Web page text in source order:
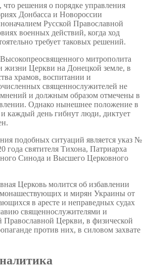
решения о порядке управления
Донбасса и Новороссии
Русской Православной
военных действий, когда ход
требует таковых решений.
митрополита
жизни Церкви на Донецкой земле, в
храмов, воспитании и
священнослужителей не
и должным образом отмечены в
Однако нынешнее положение в
и каждый день гибнут люди, диктует
подобных ситуаций является указ №
года святителя Тихона, Патриарха
Синода и Высшего Церковного
Церковь молится об избавлении
монашествующих и мирян Украины от
в аресте и неправедных судах
священнослужителями и
Церкви, в физической
против них, в силовом захвате